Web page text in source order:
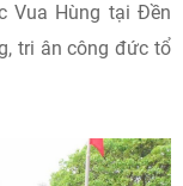
Vua Hùng tại Đền
tri ân công đức tổ